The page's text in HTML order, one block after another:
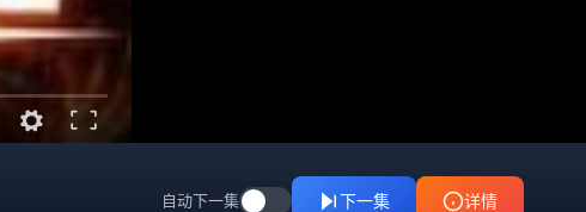
自动下一集 下一集 详情